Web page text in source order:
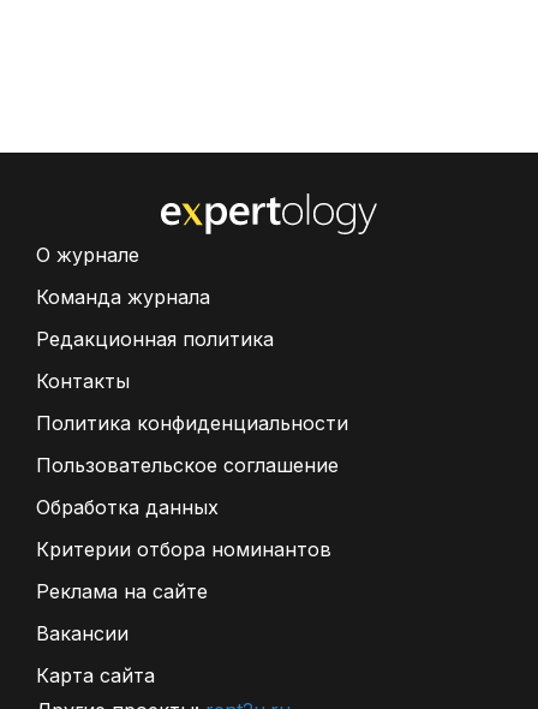
О журнале
Команда журнала
Редакционная политика
Контакты
Политика конфиденциальности
Пользовательское соглашение
Обработка данных
Критерии отбора номинантов
Реклама на сайте
Вакансии
Карта сайта